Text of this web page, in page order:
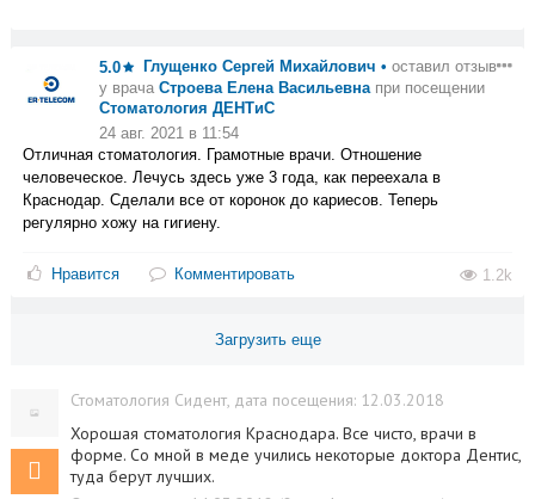
Стоматология Сидент, дата посещения: 12.03.2018
Хорошая стоматология Краснодара. Все чисто, врачи в
форме. Со мной в меде учились некоторые доктора Дентис,
туда берут лучших.